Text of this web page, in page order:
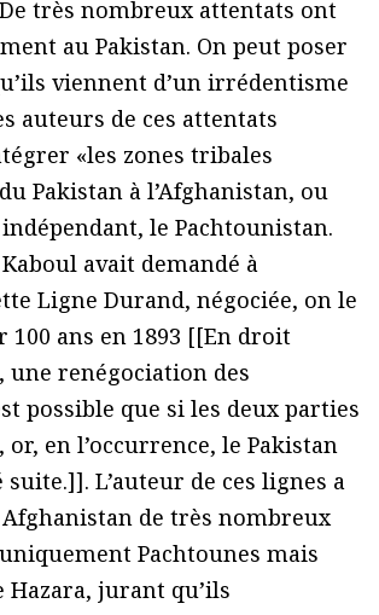
très nombreux attentats ont
au Pakistan. On peut poser
viennent d’un irrédentisme
auteurs de ces attentats
«les zones tribales
Pakistan à l’Afghanistan, ou
le Pachtounistan.
avait demandé à
Ligne Durand, négociée, on le
100 ans en 1893 [[En droit
renégociation des
possible que si les deux parties
or, en l’occurrence, le Pakistan
suite.]]. L’auteur de ces lignes a
de très nombreux
Pachtounes mais
Hazara, jurant qu’ils